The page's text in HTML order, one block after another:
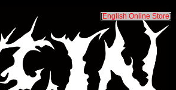
[English Online Store]